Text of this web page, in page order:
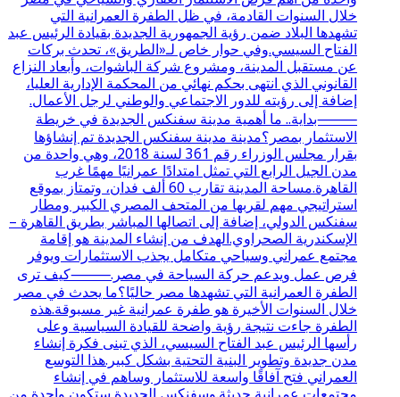
خلال السنوات القادمة، في ظل الطفرة العمرانية التي
تشهدها البلاد ضمن رؤية الجمهورية الجديدة بقيادة الرئيس عبد
الفتاح السيسي.وفي حوار خاص لـ«الطريق»، تحدث بركات
عن مستقبل المدينة، ومشروع شركة الباشوات، وأبعاد النزاع
القانوني الذي انتهى بحكم نهائي من المحكمة الإدارية العليا،
إضافة إلى رؤيته للدور الاجتماعي والوطني لرجل الأعمال.
⸻بداية.. ما أهمية مدينة سفنكس الجديدة في خريطة
الاستثمار بمصر؟مدينة مدينة سفنكس الجديدة تم إنشاؤها
بقرار مجلس الوزراء رقم 361 لسنة 2018، وهي واحدة من
مدن الجيل الرابع التي تمثل امتدادًا عمرانيًا مهمًا غرب
القاهرة.مساحة المدينة تقارب 60 ألف فدان، وتمتاز بموقع
استراتيجي مهم لقربها من المتحف المصري الكبير ومطار
سفنكس الدولي، إضافة إلى اتصالها المباشر بطريق القاهرة –
الإسكندرية الصحراوي.الهدف من إنشاء المدينة هو إقامة
مجتمع عمراني وسياحي متكامل يجذب الاستثمارات ويوفر
فرص عمل ويدعم حركة السياحة في مصر.⸻كيف ترى
الطفرة العمرانية التي تشهدها مصر حاليًا؟ما يحدث في مصر
خلال السنوات الأخيرة هو طفرة عمرانية غير مسبوقة.هذه
الطفرة جاءت نتيجة رؤية واضحة للقيادة السياسية وعلى
رأسها الرئيس عبد الفتاح السيسي، الذي تبنى فكرة إنشاء
مدن جديدة وتطوير البنية التحتية بشكل كبير.هذا التوسع
العمراني فتح آفاقًا واسعة للاستثمار وساهم في إنشاء